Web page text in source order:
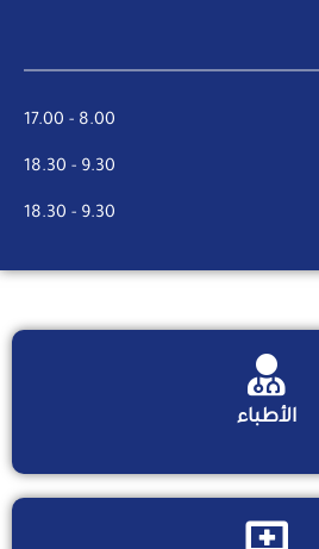
8.00 - 17.00
9.30 - 18.30
9.30 - 18.30
الأطباء